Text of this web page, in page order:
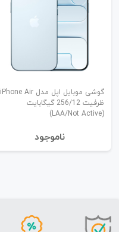
گوشی موبایل اپل مدل iPhone Air
ظرفیت 256/12 گیگابایت
(LAA/Not Active)
نا‌موجود